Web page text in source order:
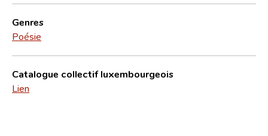
Genres
Poésie
Catalogue collectif luxembourgeois
Lien